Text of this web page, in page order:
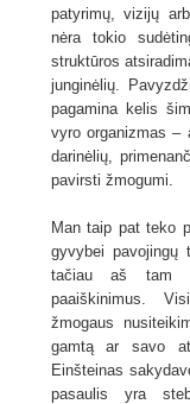
patyrimų, vizijų
nėra tokio
struktūros
junginėlių.
pagamina kelis
vyro organizmas –
darinėlių,
pavirsti žmogumi.
Man taip pat teko
gyvybei pavojingų
tačiau aš tam
paaiškinimus.
žmogaus
gamtą ar savo
Einšteinas
pasaulis yra